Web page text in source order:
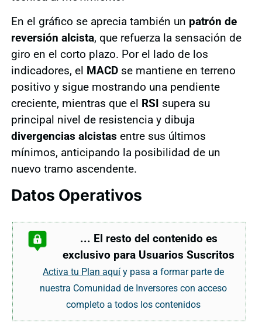
En el gráfico se aprecia también un patrón de
reversión alcista, que refuerza la sensación de
giro en el corto plazo. Por el lado de los
indicadores, el MACDse mantiene en terreno
positivo y sigue mostrando una pendiente
creciente, mientras que el RSI supera su
principal nivel de resistencia y dibuja
divergencias alcistas entre sus últimos
mínimos, anticipando la posibilidad de un
nuevo tramo ascendente.
Datos Operativos
... El resto del contenido es
exclusivo para Usuarios Suscritos
Activa tu Plan aquí y pasa a formar parte de
nuestra Comunidad de Inversores con acceso
completo a todos los contenidos